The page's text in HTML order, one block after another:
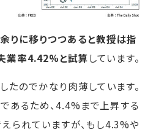
りに移りつつあると教授は指
業率4.42%と試算しています。
のでかなり肉薄しています。
あるため、4.4%まで上昇する
られていますが、もし4.3%や